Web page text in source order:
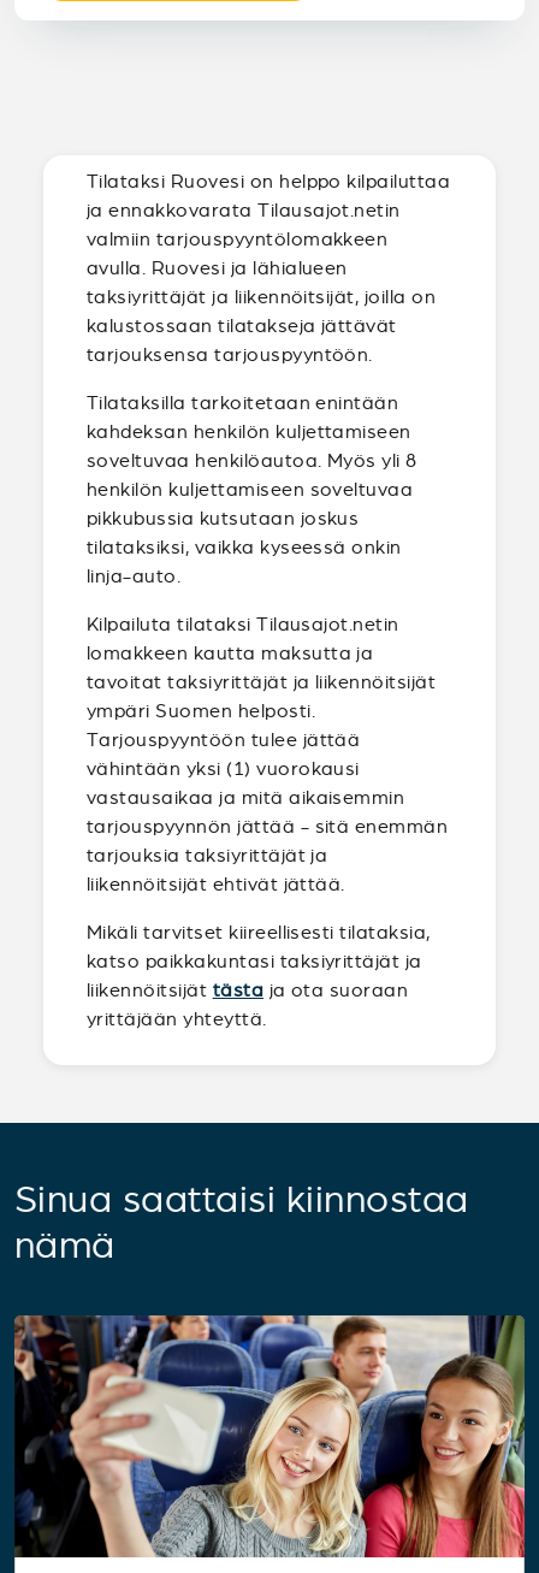
Tilataksi Ruovesi on helppo kilpailuttaa
ja ennakkovarata Tilausajot.netin
valmiin tarjouspyyntölomakkeen
avulla. Ruovesi ja lähialueen
taksiyrittäjät ja liikennöitsijät, joilla on
kalustossaan tilatakseja jättävät
tarjouksensa tarjouspyyntöön.
Tilataksilla tarkoitetaan enintään
kahdeksan henkilön kuljettamiseen
soveltuvaa henkilöautoa. Myös yli 8
henkilön kuljettamiseen soveltuvaa
pikkubussia kutsutaan joskus
tilataksiksi, vaikka kyseessä onkin
linja-auto.
Kilpailuta tilataksi Tilausajot.netin
lomakkeen kautta maksutta ja
tavoitat taksiyrittäjät ja liikennöitsijät
ympäri Suomen helposti.
Tarjouspyyntöön tulee jättää
vähintään yksi (1) vuorokausi
vastausaikaa ja mitä aikaisemmin
tarjouspyynnön jättää - sitä enemmän
tarjouksia taksiyrittäjät ja
liikennöitsijät ehtivät jättää.
Mikäli tarvitset kiireellisesti tilataksia,
katso paikkakuntasi taksiyrittäjät ja
liikennöitsijät tästa ja ota suoraan
yrittäjään yhteyttä.
Sinua saattaisi kiinnostaa
nämä